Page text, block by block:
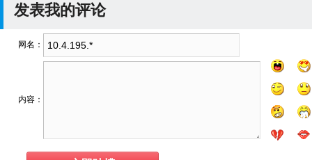
发表我的评论
网名：
内容：